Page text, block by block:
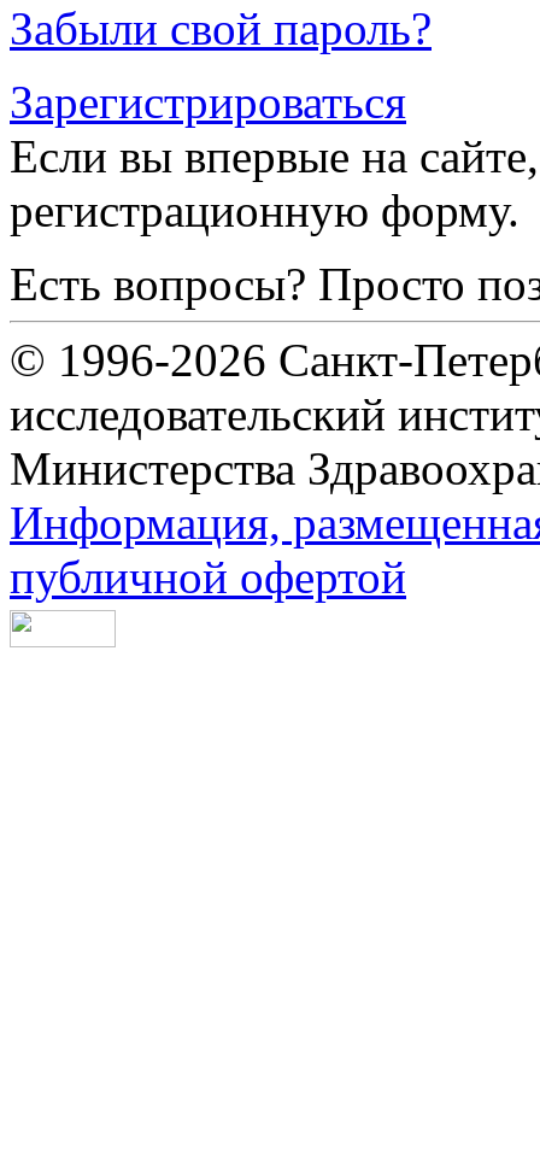
Забыли свой пароль?
Зарегистрироваться
Если вы впервые на
регистрационную форму.
Есть вопросы? Просто
© 1996-2026 Санкт-
исследовательский
Министерства
Информация,
публичной офертой